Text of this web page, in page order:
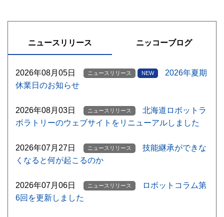
ニュースリリース
2026年08月05日 ニュースリリース NEW
2026年夏期
休業日のお知らせ
2026年08月03日 ニュースリリース
北海道ロボットラ
ボラトリーのウェブサイトをリニューアルしました
2026年07月27日 ニュースリリース
技能継承ができな
くなると何が起こるのか
2026年07月06日 ニュースリリース
ロボットコラム第
6回を更新しました
ニッコーブログ